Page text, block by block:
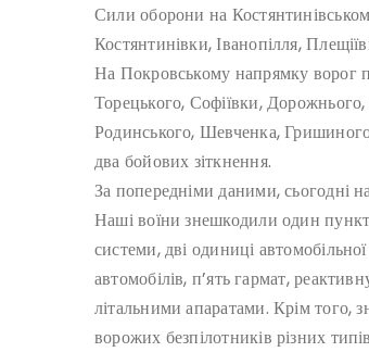
Сили оборони на
Костянтинівки, Іванопілля,
На Покровському напрямку ворог
Торецького, Софіївки,
Родинського, Шевченка,
два бойових зіткнення.
За попередніми даними, сьогодні
Наші воїни знешкодили один пункт
системи, дві одиниці
автомобілів, п’ять гармат,
літальними апаратами. Крім того,
ворожих безпілотників різних